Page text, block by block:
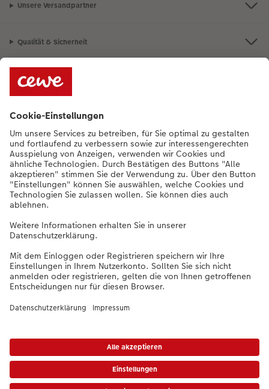
Unsere Versandpartner
Qualität & Sicherheit
Nachhaltigkeit bei CEWE
Service
Unternehmen
Sortiment
Weitere Produkte